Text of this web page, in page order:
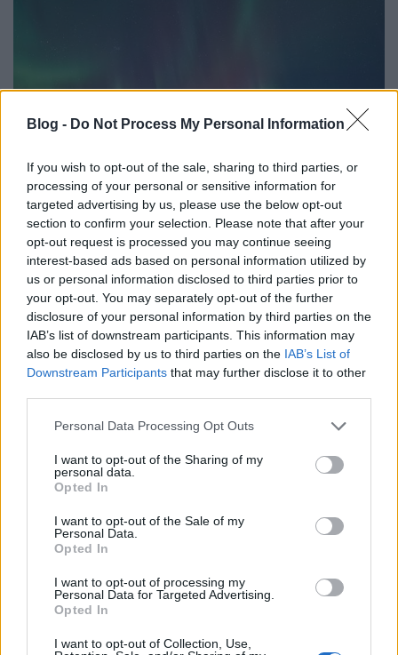
Blog - Do Not Process My Personal Information
If you wish to opt-out of the sale, sharing to third parties, or
processing of your personal or sensitive information for
targeted advertising by us, please use the below opt-out
section to confirm your selection. Please note that after your
opt-out request is processed you may continue seeing
interest-based ads based on personal information utilized by
us or personal information disclosed to third parties prior to
your opt-out. You may separately opt-out of the further
disclosure of your personal information by third parties on the
IAB’s list of downstream participants. This information may
also be disclosed by us to third parties on the IAB’s List of
Downstream Participants that may further disclose it to other
Please note that this website/app uses one or more Google
not limited to your visit or usage behaviour. You may click to
grant or deny consent to Google and its third-party tags to
use your data for below specified purposes in below Google
consent section.
Personal Data Processing Opt Outs
I want to opt-out of the Sharing of my
personal data.
Opted In
I want to opt-out of the Sale of my
Personal Data.
Opted In
I want to opt-out of processing my
Personal Data for Targeted Advertising.
Opted In
I want to opt-out of Collection, Use,
Mennyire fájhat az, ami nincs?
Könyvajánló - Bjarte Breiteig: Fantomfájások
Arthur Arthurus• 2019. június 05.
Rövid, velős írások a fájdalomról, a lélekről. Egy-egy
apró élethelyzetbe repít, hősei mind mások, de egy
közös van bennük: a fájdalom.